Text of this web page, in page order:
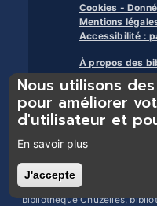
Cookies -
Mentions
Accessibilité :
À propos des
Bibliothèques du réseau
bibliothèque Chonas-
bibliothèque Chuzelles,
Nous utilisons
pour améliorer
d'utilisateur et
En savoir plus
J'accepte